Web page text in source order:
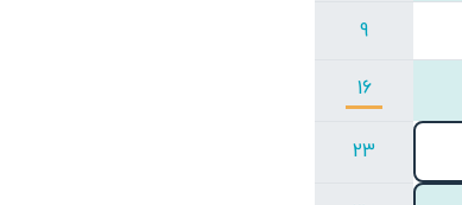
9
16
23